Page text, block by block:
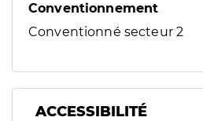
Conventionnement
Conventionné secteur 2
ACCESSIBILITÉ